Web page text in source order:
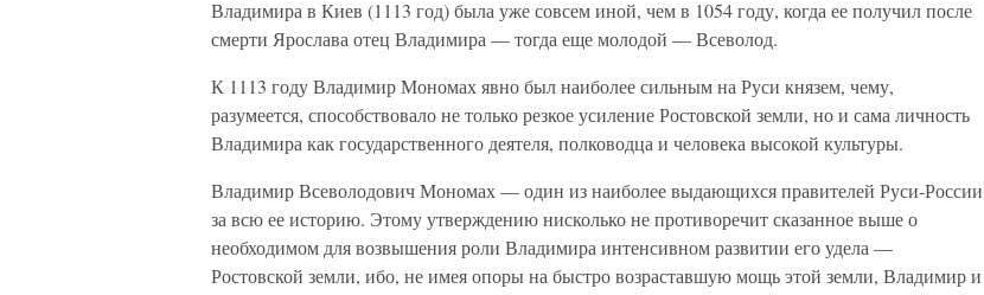
Владимира в Киев (1113 год) была уже совсем иной, чем в 1054 году, когда ее получил после
смерти Ярослава отец Владимира — тогда еще молодой — Всеволод.
К 1113 году Владимир Мономах явно был наиболее сильным на Руси князем, чему,
разумеется, способствовало не только резкое усиление Ростовской земли, но и сама личность
Владимира как государственного деятеля, полководца и человека высокой культуры.
Владимир Всеволодович Мономах — один из наиболее выдающихся правителей Руси-России
за всю ее историю. Этому утверждению нисколько не противоречит сказанное выше о
необходимом для возвышения роли Владимира интенсивном развитии его удела —
Ростовской земли, ибо, не имея опоры на быстро возраставшую мощь этой земли, Владимир и